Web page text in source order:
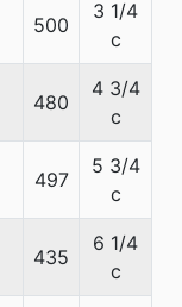
500
3 1/4
c
480
4 3/4
c
497
5 3/4
c
435
6 1/4
c